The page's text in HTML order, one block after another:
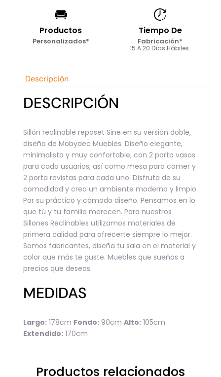
Productos
Personalizados*
Tiempo De
Fabricación*
15 A 20 Días Hábiles.
Descripción
DESCRIPCIÓN
Sillón reclinable reposet Sine en su versión doble,
diseño de Mobydec Muebles. Diseño elegante,
minimalista y muy confortable, con 2 porta vasos
para cada usuarios, así como mesa para comer y
2 porta revistas para cada uno. Disfruta de su
comodidad y crea un ambiente moderno y limpio.
Por su práctico y cómodo diseño. Pensamos en lo
que tú y tu familia merecen. Para nuestros
Sillones Reclinables utilizamos materiales de
primera calidad para ofrecerte siempre lo mejor.
Somos fabricantes, diseña tu sala en el material y
color que más te guste. Muebles que sueñas a
precios que deseas.
MEDIDAS
Largo:178cm Fondo:90cm Alto:105cm
Extendido:170cm
Productos relacionados